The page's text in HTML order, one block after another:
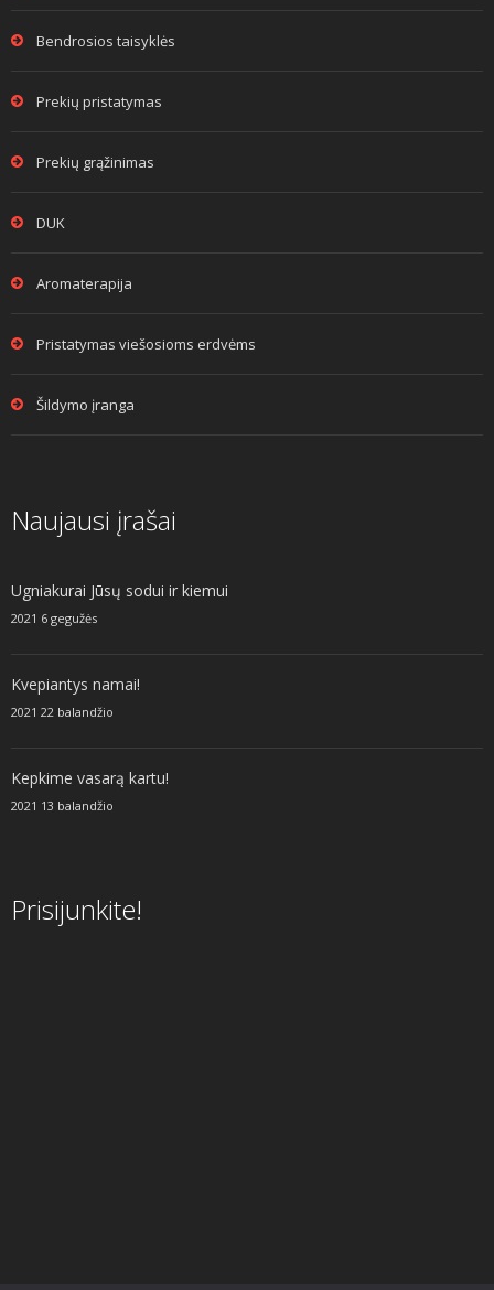
Bendrosios taisyklės
Prekių pristatymas
Prekių grąžinimas
DUK
Aromaterapija
Pristatymas viešosioms erdvėms
Šildymo įranga
Naujausi įrašai
Ugniakurai Jūsų sodui ir kiemui
2021 6 gegužės
Kvepiantys namai!
2021 22 balandžio
Kepkime vasarą kartu!
2021 13 balandžio
Prisijunkite!